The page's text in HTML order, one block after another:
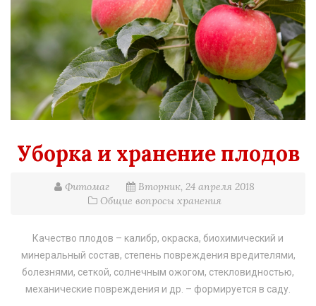
Уборка и хранение плодов
Фитомаг
Вторник, 24 апреля 2018
Общие вопросы хранения
Качество плодов – калибр, окраска, биохимический и
минеральный состав, степень повреждения вредителями,
болезнями, сеткой, солнечным ожогом, стекловидностью,
механические повреждения и др. – формируется в саду.